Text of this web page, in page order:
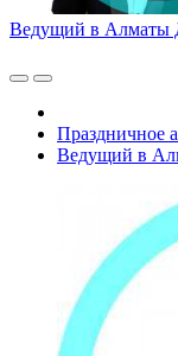
Ведущий в Алматы
Праздничное
Ведущий в